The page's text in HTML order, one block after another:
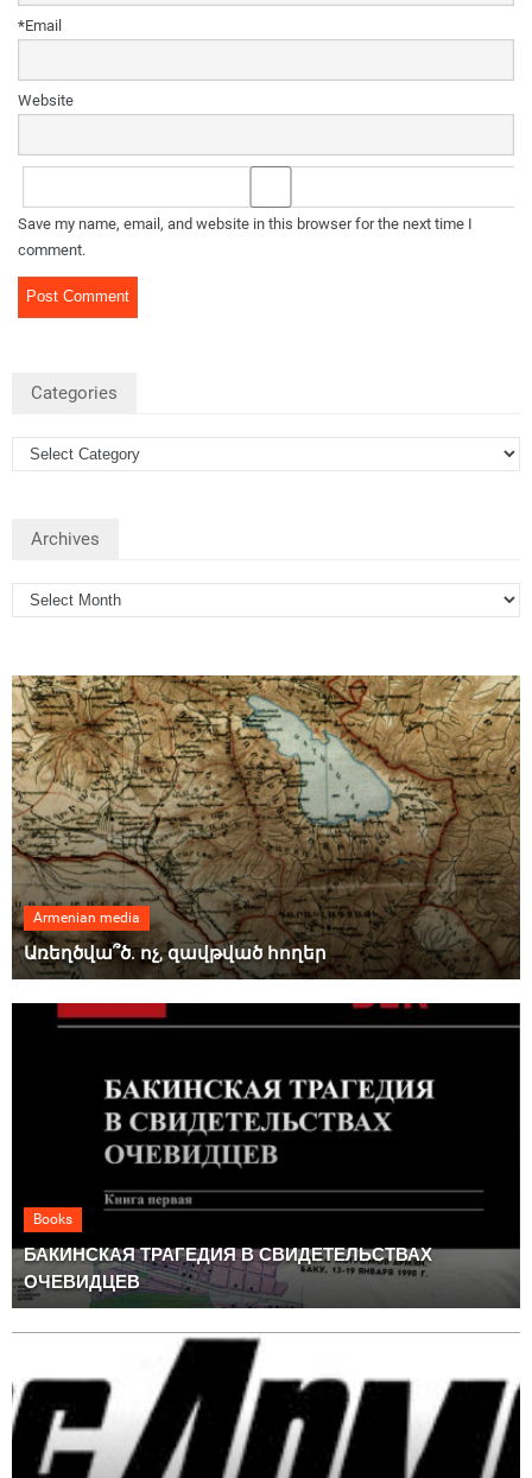
Email
*
Website
Save my name, email, and website in this browser for the next time I
comment.
Categories
Archives
Armenian media
Առեղծվա՞ծ. ոչ, զավթված հողեր
Books
БАКИНСКАЯ ТРАГЕДИЯ В СВИДЕТЕЛЬСТВАХ
ОЧЕВИДЦЕВ